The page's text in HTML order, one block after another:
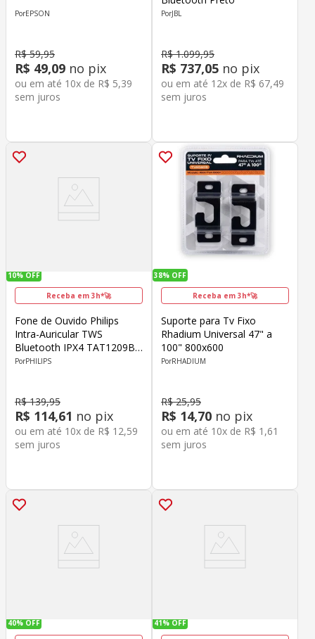
EPSON
R$ 59,95
R$ 49,09 no pix
ou em até 10x de R$ 5,39
sem juros
JBL
R$ 1.099,95
R$ 737,05 no pix
ou em até 12x de R$ 67,49
sem juros
10% OFF
Receba em 3h*🚀
Fone de Ouvido Philips
Intra-Auricular TWS
Bluetooth IPX4 TAT1209BK
Preto
PHILIPS
R$ 139,95
R$ 114,61 no pix
ou em até 10x de R$ 12,59
sem juros
38% OFF
Receba em 3h*🚀
Suporte para Tv Fixo
Rhadium Universal 47" a
100" 800x600
RHADIUM
R$ 25,95
R$ 14,70 no pix
ou em até 10x de R$ 1 ,61
sem juros
40% OFF 41% OFF